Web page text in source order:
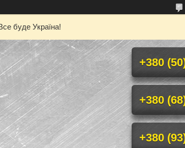
буде Україна!
+380
+380
+380